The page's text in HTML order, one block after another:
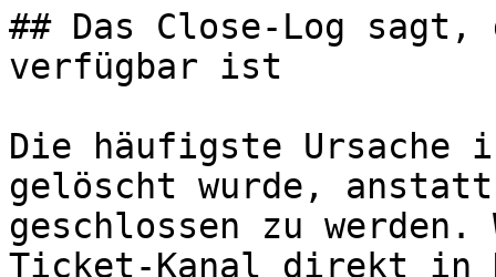
## Das Close-Log
verfügbar ist
Die häufigste Ursache
gelöscht wurde,
geschlossen zu werden.
Ticket-Kanal direkt in